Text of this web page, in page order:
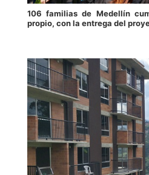
106 familias de Medellín
propio, con la entrega del